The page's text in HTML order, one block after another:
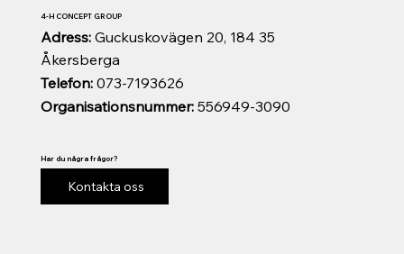
Organisationsnummer:556949-3090
Telefon:073-7193626
Adress: Guckuskovägen 20, 184 35
Åkersberga
4-H CONCEPT GROUP
Har du några frågor?
Kontakta oss